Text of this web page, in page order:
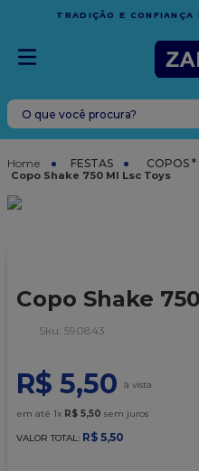
FRETE GRÁTIS
ESPÍRITO SANTO
O que você procura?
FESTAS COPOS *
Copo Shake 750 Ml Lsc Toys
Copo Shake
: 590843
R$ 5,50
em até 1x R$ 5,50 sem juros
VALOR TOTAL: R$ 5,50
TERMOS MAIS BUSCADOS
leite condensado
8º
bala
9 º
caixa kraft
10º chocolate